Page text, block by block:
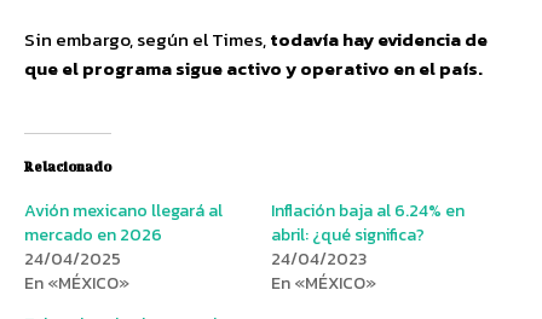
Sin embargo, según el Times,todavía hay evidencia de
que el programa sigue activo y operativo en el país.
Relacionado
Avión mexicano llegará al
mercado en 2026
24/04/2025
En «MÉXICO»
Inflación baja al 6.24% en
abril: ¿qué significa?
24/04/2023
En «MÉXICO»